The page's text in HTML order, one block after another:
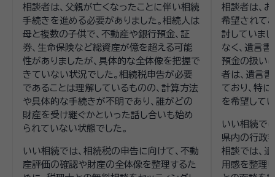
相談者は、父親が亡くなったことに伴い相続
手続きを進める必要がありました。相続人は
母と複数の子供で、不動産や銀行預金、証
券、生命保険など総資産が億を超える可能
性がありましたが、具体的な全体像を把握で
きていない状況でした。相続税申告が必要
であることは理解しているものの、計算方法
や具体的な手続きが不明であり、誰がどの
財産を受け継ぐかといった話し合いも始め
られていない状態でした。
いい相続では、相続税の申告に向けて、不動
産評価の確認や財産の全体像を整理するた
相談者は、
希望されて
討していま
なく、遺言
預金の扱い
者は、遺言
ており、特
を希望して
いい相続で
県内の行政
相談では、
用感を整理